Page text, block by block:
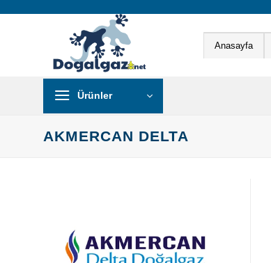
Anasayfa
Ürünler
AKMERCAN DELTA